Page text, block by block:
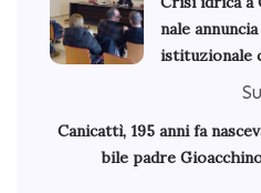
nale
istituzionale
Canicattì, 195 anni fa
bile padre